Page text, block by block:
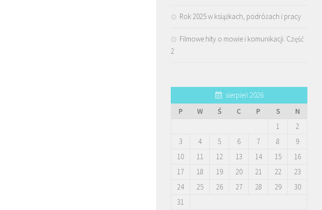
Rok 2025 w książkach, podróżach i pracy
Filmowe hity o mowie i komunikacji. Część
2
sierpień 2026
P
W Ś C P S
N
1
2
3
4 5 6 7 8
9
10
11 12 13 14 15
16
17
18 19 20 21 22
23
24
25 26 27 28 29
30
31